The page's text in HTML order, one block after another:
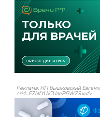
Реклама: ИП Вышковский
erid=F7NfYUJCUneP5W79xufv